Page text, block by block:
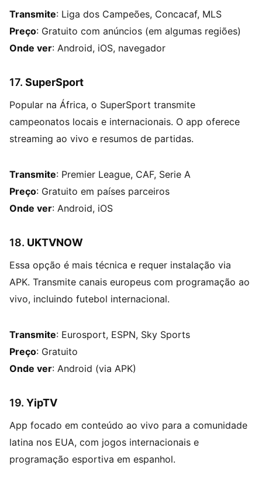
Transmite: Liga dos Campeões, Concacaf, MLS
Preço: Gratuito com anúncios (em algumas regiões)
Onde ver: Android, iOS, navegador
17. SuperSport
Popular na África, o SuperSport transmite
campeonatos locais e internacionais. O app oferece
streaming ao vivo e resumos de partidas.
Transmite: Premier League, CAF, Serie A
Preço: Gratuito em países parceiros
Onde ver: Android, iOS
18. UKTVNOW
Essa opção é mais técnica e requer instalação via
APK. Transmite canais europeus com programação ao
vivo, incluindo futebol internacional.
Transmite: Eurosport, ESPN, Sky Sports
Preço: Gratuito
Onde ver: Android (via APK)
19. YipTV
App focado em conteúdo ao vivo para a comunidade
latina nos EUA, com jogos internacionais e
programação esportiva em espanhol.